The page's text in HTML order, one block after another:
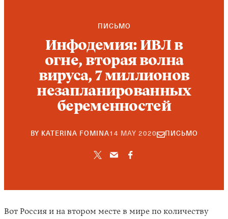
ПИСЬМО
Инфодемия: ИВЛ в
огне, вторая волна
вируса, 7 миллионов
незапланированных
беременностей
BY KATERINA FOMINA14 MAY 202022
SEPTEMBER
ПИСЬМО
Вот Россия и на втором месте в мире по количеству